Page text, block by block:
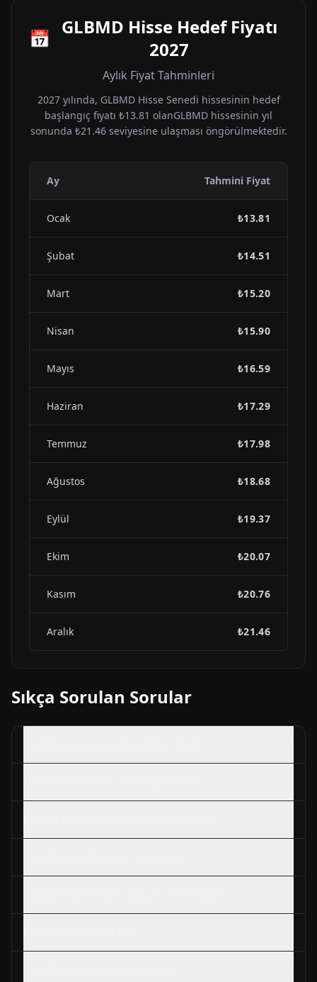
📅 GLBMD Hisse Hedef Fiyatı
2027
Aylık Fiyat Tahminleri
2027yılında, GLBMDHisse Senedi hissesinin hedef
başlangıç fiyatı ₺13.81 olanGLBMD hissesinin yıl
sonunda ₺21.46seviyesine ulaşması öngörülmektedir.
Ay Tahmini Fiyat
Ocak ₺13.81
Şubat ₺14.51
Mart ₺15.20
Nisan ₺15.90
Mayıs ₺16.59
Haziran ₺17.29
Temmuz ₺17.98
Ağustos ₺18.68
Eylül ₺19.37
Ekim ₺20.07
Kasım ₺20.76
Aralık ₺21.46
Sıkça Sorulan Sorular